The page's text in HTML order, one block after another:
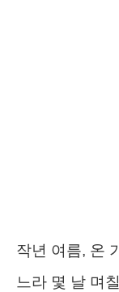
작년 여름, 온
느라 몇 날 며